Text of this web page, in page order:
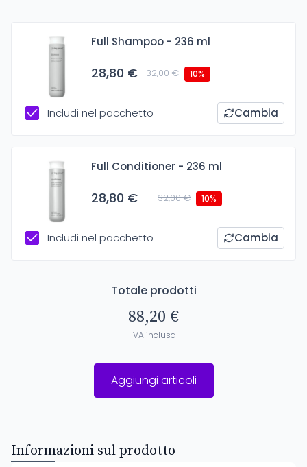
Full Shampoo - 236 ml
28,80 € 32,00 € 10%
Includi nel pacchetto Cambia
Full Conditioner - 236 ml
28,80 € 32,00 € 10%
Includi nel pacchetto Cambia
Totale prodotti
88,20 €
IVA inclusa
Aggiungi articoli
Informazioni sul prodotto